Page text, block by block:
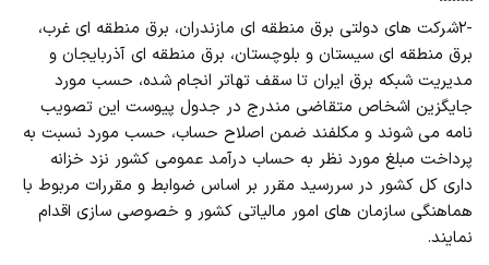
-۲شرکت های دولتی برق منطقه ای مازندران، برق منطقه ای غرب،
برق منطقه ای سیستان و بلوچستان، برق منطقه ای آذربایجان و
مدیریت شبکه برق ایران تا سقف تهاتر انجام شده، حسب مورد
جایگزین اشخاص متقاضی مندرج در جدول پیوست این تصویب
نامه می شوند و مکلفند ضمن اصلاح حساب، حسب مورد نسبت به
پرداخت مبلغ مورد نظر به حساب درآمد عمومی کشور نزد خزانه
داری کل کشور در سررسید مقرر بر اساس ضوابط و مقررات مربوط با
هماهنگی سازمان های امور مالیاتی کشور و خصوصی سازی اقدام
نمایند.